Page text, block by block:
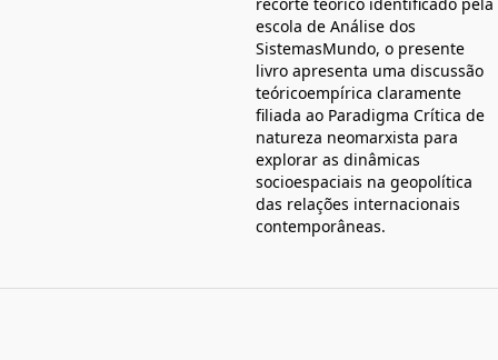
recorte teórico identificado pela
escola de Análise dos
SistemasMundo, o presente
livro apresenta uma discussão
teóricoempírica claramente
filiada ao Paradigma Crítica de
natureza neomarxista para
explorar as dinâmicas
socioespaciais na geopolítica
das relações internacionais
contemporâneas.